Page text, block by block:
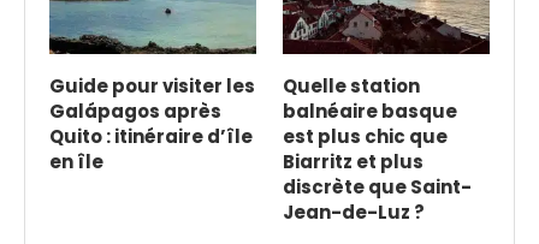
Guide pour visiter les
Galápagos après
Quito : itinéraire d’île
en île
Quelle station
balnéaire basque
est plus chic que
Biarritz et plus
discrète que Saint-
Jean-de-Luz ?